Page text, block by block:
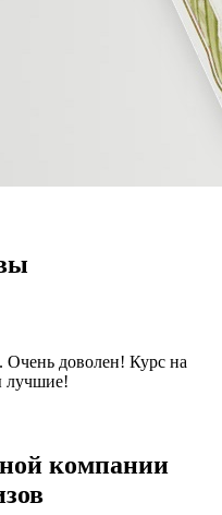
Очень доволен! Курс на
лучшие!
компании